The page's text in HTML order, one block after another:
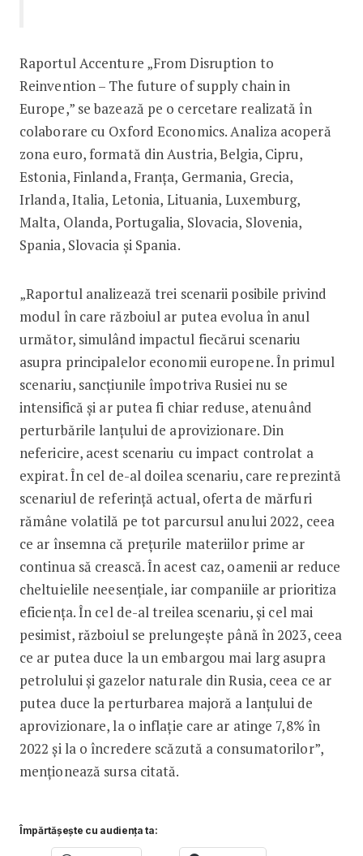
Raportul Accenture „From Disruption to
Reinvention – The future of supply chain in
Europe,” se bazează pe o cercetare realizată în
colaborare cu Oxford Economics. Analiza acoperă
zona euro, formată din Austria, Belgia, Cipru,
Estonia, Finlanda, Franţa, Germania, Grecia,
Irlanda, Italia, Letonia, Lituania, Luxemburg,
Malta, Olanda, Portugalia, Slovacia, Slovenia,
Spania, Slovacia şi Spania.
„Raportul analizează trei scenarii posibile privind
modul în care războiul ar putea evolua în anul
următor, simulând impactul fiecărui scenariu
asupra principalelor economii europene. În primul
scenariu, sancţiunile împotriva Rusiei nu se
intensifică şi ar putea fi chiar reduse, atenuând
perturbările lanţului de aprovizionare. Din
nefericire, acest scenariu cu impact controlat a
expirat. În cel de-al doilea scenariu, care reprezintă
scenariul de referinţă actual, oferta de mărfuri
rămâne volatilă pe tot parcursul anului 2022, ceea
ce ar însemna că preţurile materiilor prime ar
continua să crească. În acest caz, oamenii ar reduce
cheltuielile neesenţiale, iar companiile ar prioritiza
eficienţa. În cel de-al treilea scenariu, şi cel mai
pesimist, războiul se prelungeşte până în 2023, ceea
ce ar putea duce la un embargou mai larg asupra
petrolului şi gazelor naturale din Rusia, ceea ce ar
putea duce la perturbarea majoră a lanţului de
aprovizionare, la o inflaţie care ar atinge 7,8% în
2022 şi la o încredere scăzută a consumatorilor”,
menţionează sursa citată.
Împărtășește cu audiența ta: